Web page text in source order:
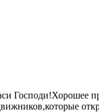
Господи!Хорошее